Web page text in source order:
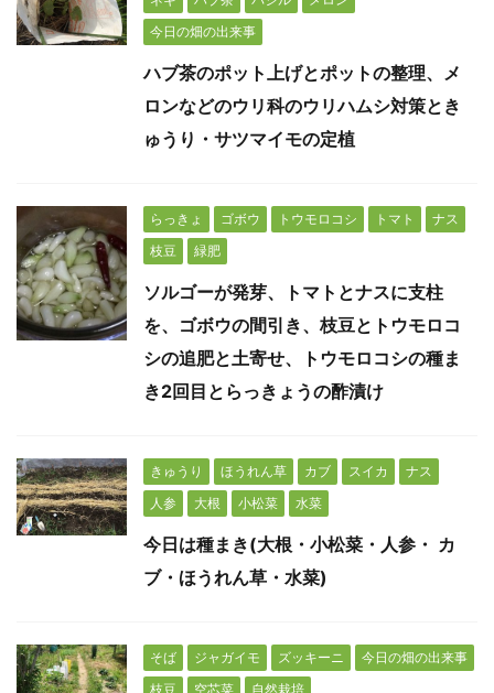
今日の畑の出来事
ハブ茶のポット上げとポットの整理、メ
ロンなどのウリ科のウリハムシ対策とき
ゅうり・サツマイモの定植
らっきょ ゴボウ トウモロコシ トマト
ナス
枝豆
緑肥
ソルゴーが発芽、トマトとナスに支柱
を、ゴボウの間引き、枝豆とトウモロコ
シの追肥と土寄せ、トウモロコシの種ま
き2回目とらっきょうの酢漬け
きゅうり ほうれん草 カブ スイカ
ナス
人参
大根 小松菜 水菜
今日は種まき(大根・小松菜・人参・ カ
ブ・ほうれん草・水菜)
そば ジャガイモ ズッキーニ
今日の畑の出来事
枝豆
空芯菜 自然栽培